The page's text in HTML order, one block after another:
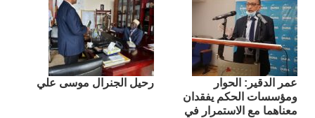
عمر الدقير: الحوار
ومؤسسات الحكم يفقدان
معناهما مع الاستمرار في
رحيل الجنرال موسى علي